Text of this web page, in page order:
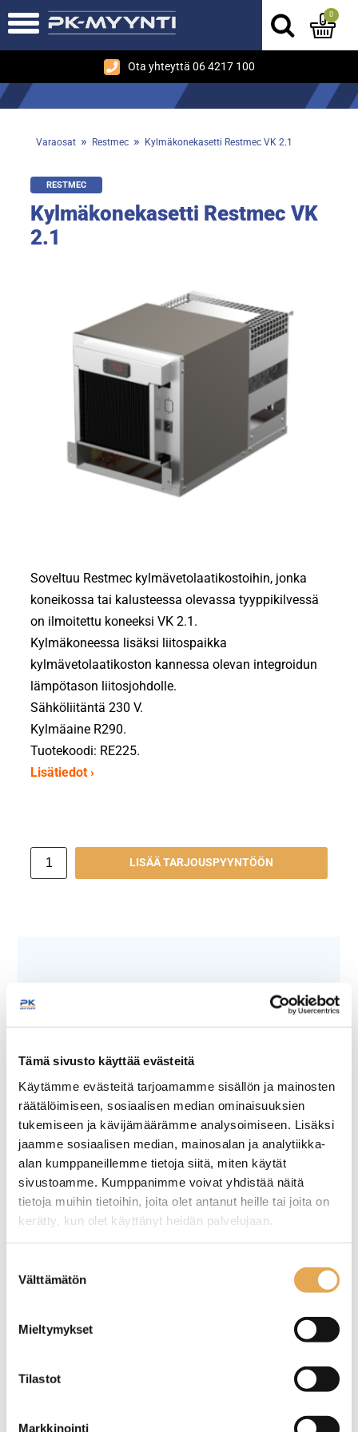
Tämä sivusto käyttää evästeitä
Käytämme evästeitä tarjoamamme sisällön ja mainosten
räätälöimiseen, sosiaalisen median ominaisuuksien
tukemiseen ja kävijämäärämme analysoimiseen. Lisäksi
jaamme sosiaalisen median, mainosalan ja analytiikka-
alan kumppaneillemme tietoja siitä, miten käytät
sivustoamme. Kumppanimme voivat yhdistää näitä
tietoja muihin tietoihin, joita olet antanut heille tai joita on
kerätty, kun olet käyttänyt heidän palvelujaan.
valinta
Välttämätön
Mieltymykset
Tilastot
Markkinointi
Ota yhteyttä 06 4217 100
0
Varaosat » Restmec » Kylmäkonekasetti Restmec VK 2.1
RESTMEC
Kylmäkonekasetti Restmec VK
2.1
Soveltuu Restmec kylmävetolaatikostoihin, jonka
koneikossa tai kalusteessa olevassa tyyppikilvessä
on ilmoitettu koneeksi VK 2.1.
Kylmäkoneessa lisäksi liitospaikka
kylmävetolaatikoston kannessa olevan integroidun
lämpötason liitosjohdolle.
Sähköliitäntä 230 V.
Kylmäaine R290.
Tuotekoodi: RE225.
Lisätiedot ›
LISÄÄ TARJOUSPYYNTÖÖN
Restmec -tuotteita
Restmec tuoteryhmästä